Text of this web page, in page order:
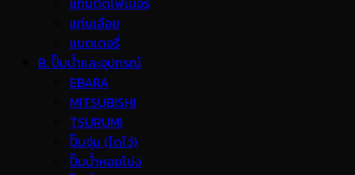
แท่นเลื่อย
แบตเตอรี่
B. ปั๊มน้ำและอุปกรณ์
EBARA
MITSUBISHI
TSURUMI
ปั๊มจุ่ม (ไดโว่)
ปั๊มน้ำหอยโข่ง